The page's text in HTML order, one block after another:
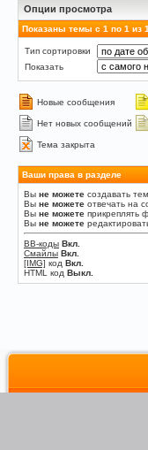
Опции просмотра
Показаны темы с 1 по 1 из 1
Тип сортировки
Показать
Новые сообщения
Нет новых сообщений
Тема закрыта
Ваши права в разделе
Вы не можете создавать
Вы не можете отвечать на
Вы не можете прикреплять
Вы не можете
BB-коды Вкл.
Смайлы Вкл.
[IMG] код Вкл.
HTML код Выкл.